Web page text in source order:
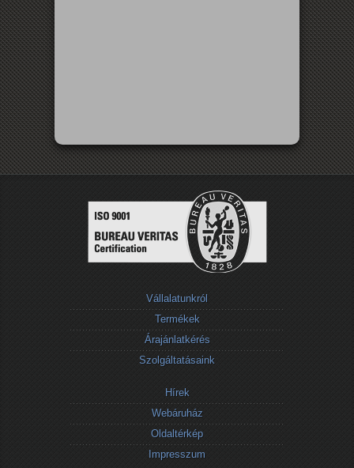
Vállalatunkról
Termékek
Árajánlatkérés
Szolgáltatásaink
Hírek
Webáruház
Oldaltérkép
Impresszum